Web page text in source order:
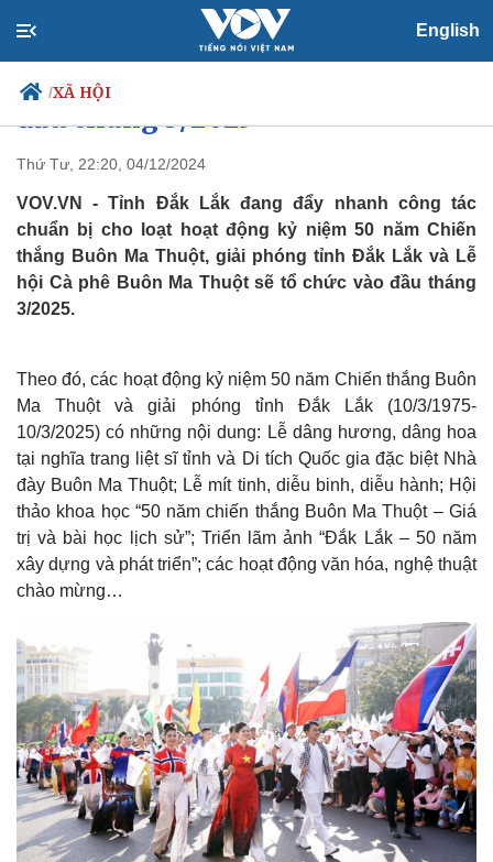
English
/XÃ HỘI
Chính trị
Đảng
Tổ chức nhân sự
Quốc hội
Nhận diện sự thật
Xã hội
Tin 24h
Dự báo thời tiết
Giáo dục
Sẽ có diễu binh, diễu hành tại Lễ
hội Cà phê Buôn Ma Thuột vào
đầu tháng 3/2025
Thứ Tư, 22:20, 04/12/2024
VOV.VN - Tỉnh Đắk Lắk đang đẩy nhanh công tác
chuẩn bị cho loạt hoạt động kỷ niệm 50 năm Chiến
thắng Buôn Ma Thuột, giải phóng tỉnh Đắk Lắk và Lễ
hội Cà phê Buôn Ma Thuột sẽ tổ chức vào đầu tháng
3/2025.
Theo đó, các hoạt động kỷ niệm 50 năm Chiến thắng Buôn
Ma Thuột và giải phóng tỉnh Đắk Lắk (10/3/1975-
10/3/2025) có những nội dung: Lễ dâng hương, dâng hoa
tại nghĩa trang liệt sĩ tỉnh và Di tích Quốc gia đặc biệt Nhà
đày Buôn Ma Thuột; Lễ mít tinh, diễu binh, diễu hành; Hội
thảo khoa học “50 năm chiến thắng Buôn Ma Thuột – Giá
trị và bài học lịch sử”; Triển lãm ảnh “Đắk Lắk – 50 năm
xây dựng và phát triển”; các hoạt động văn hóa, nghệ thuật
chào mừng…